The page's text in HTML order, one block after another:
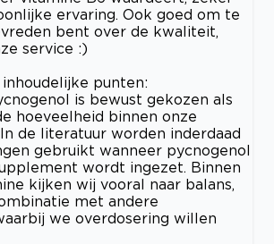
ervaring. Ook goed om te
bent over de kwaliteit,
service :)
punten:
is bewust gekozen als
hoeveelheid binnen onze
de literatuur worden inderdaad
gebruikt wanneer pycnogenol
wordt ingezet. Binnen
kijken wij vooral naar balans,
met andere
we overdosering willen